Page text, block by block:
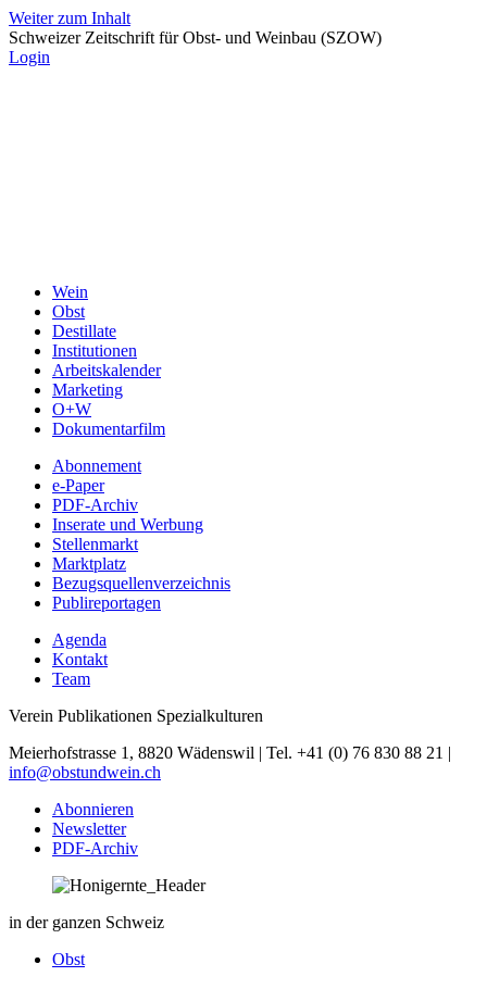
Weiter zum Inhalt
Schweizer Zeitschrift für Obst- und Weinbau (SZOW)
Login
Wein
Obst
Destillate
Institutionen
Arbeitskalender
Marketing
O+W
Dokumentarfilm
Abonnement
e-Paper
PDF-Archiv
Inserate und Werbung
Stellenmarkt
Marktplatz
Bezugsquellenverzeichnis
Publireportagen
Agenda
Kontakt
Team
Verein Publikationen Spezialkulturen
Meierhofstrasse 1, 8820 Wädenswil | Tel. +41 (0) 76 830 88 21 |
info@obstundwein.ch
Abonnieren
Newsletter
PDF-Archiv
in der ganzen Schweiz
Obst